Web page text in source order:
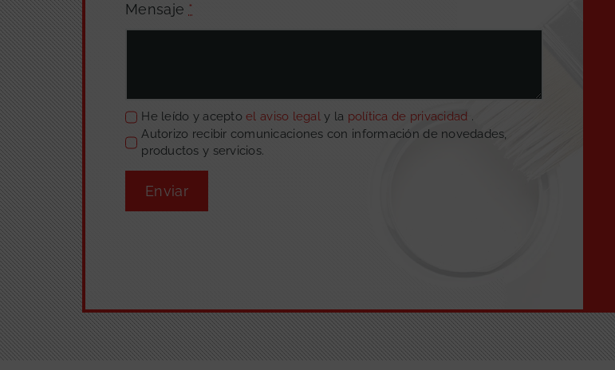
Mensaje *
He leído y aceptoel aviso legaly la política de privacidad .
Autorizo recibir comunicaciones con información de novedades,
productos y servicios.
Enviar